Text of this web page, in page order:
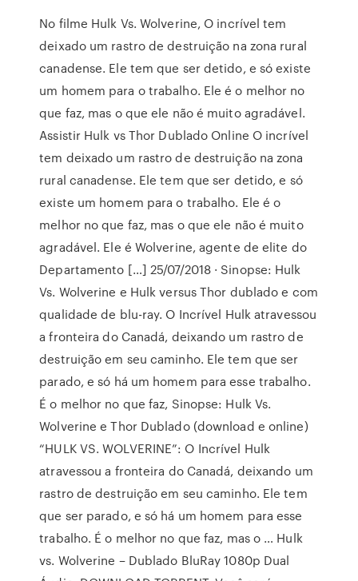
No filme Hulk Vs. Wolverine, O incrível tem
deixado um rastro de destruição na zona rural
canadense. Ele tem que ser detido, e só existe
um homem para o trabalho. Ele é o melhor no
que faz, mas o que ele não é muito agradável.
Assistir Hulk vs Thor Dublado Online O incrível
tem deixado um rastro de destruição na zona
rural canadense. Ele tem que ser detido, e só
existe um homem para o trabalho. Ele é o
melhor no que faz, mas o que ele não é muito
agradável. Ele é Wolverine, agente de elite do
Departamento […] 25/07/2018 · Sinopse: Hulk
Vs. Wolverine e Hulk versus Thor dublado e com
qualidade de blu-ray. O Incrível Hulk atravessou
a fronteira do Canadá, deixando um rastro de
destruição em seu caminho. Ele tem que ser
parado, e só há um homem para esse trabalho.
É o melhor no que faz, Sinopse: Hulk Vs.
Wolverine e Thor Dublado (download e online)
“HULK VS. WOLVERINE”: O Incrível Hulk
atravessou a fronteira do Canadá, deixando um
rastro de destruição em seu caminho. Ele tem
que ser parado, e só há um homem para esse
trabalho. É o melhor no que faz, mas o … Hulk
vs. Wolverine – Dublado BluRay 1080p Dual